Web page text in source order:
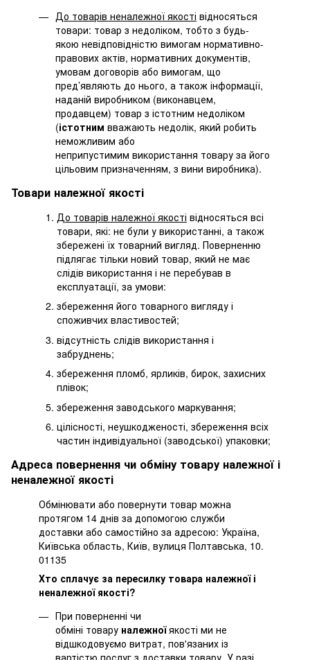
До товарів неналежної якості відносяться
товари: товар з недоліком, тобто з будь-
якою невідповідністю вимогам нормативно-
правових актів, нормативних документів,
умовам договорів або вимогам, що
пред’являють до нього, а також інформації,
наданій виробником (виконавцем,
продавцем) товар з істотним недоліком
(істотним вважають недолік, який робить
неможливим або
неприпустимим використання товару за його
цільовим призначенням, з вини виробника).
Товари належної якості
До товарів належної якості відносяться всі
товари, які: не були у використанні, а також
збережені їх товарний вигляд. Поверненню
підлягає тільки новий товар, який не має
слідів використання і не перебував в
експлуатації, за умови:
збереження його товарного вигляду і
споживчих властивостей;
відсутність слідів використання і
забруднень;
збереження пломб, ярликів, бирок, захисних
плівок;
збереження заводського маркування;
цілісності, неушкодженості, збереження всіх
частин індивідуальної (заводської) упаковки;
Адреса повернення чи обміну товару належної і
неналежної якості
Обмінювати або повернути товар можна
протягом 14 днів за допомогою служби
доставки або самостійно за адресою: Україна,
Київська область, Київ, вулиця Полтавська, 10.
01135
Хто сплачує за пересилку товара належної і
неналежної якості?
При поверненні чи
обміні товару належноїякості ми не
відшкодовуємо витрат, пов'язаних із
вартістю послуг з доставки товару. У разі